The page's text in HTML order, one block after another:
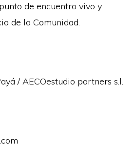
de encuentro vivo y
de la Comunidad.
/ AECOestudio partners s.l.